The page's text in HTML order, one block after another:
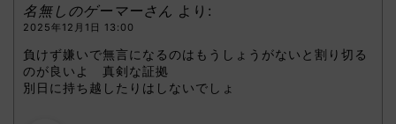
名無しのゲーマーさん より:
2025年12月1日 13:00
負けず嫌いで無言になるのはもうしょうがないと割り切る
のが良いよ 真剣な証拠
別日に持ち越したりはしないでしょ